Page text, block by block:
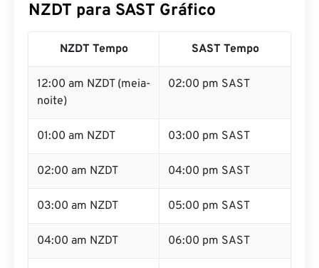
NZDT para SAST Gráfico
NZDT Tempo SAST Tempo
12:00 am NZDT (meia-
noite)
02:00 pm SAST
01:00 am NZDT 03:00 pm SAST
02:00 am NZDT 04:00 pm SAST
03:00 am NZDT 05:00 pm SAST
04:00 am NZDT 06:00 pm SAST